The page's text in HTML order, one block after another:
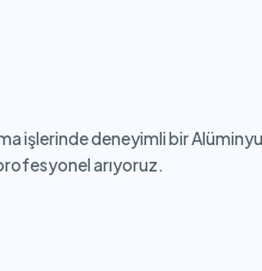
işlerinde deneyimli bir
arıyoruz.